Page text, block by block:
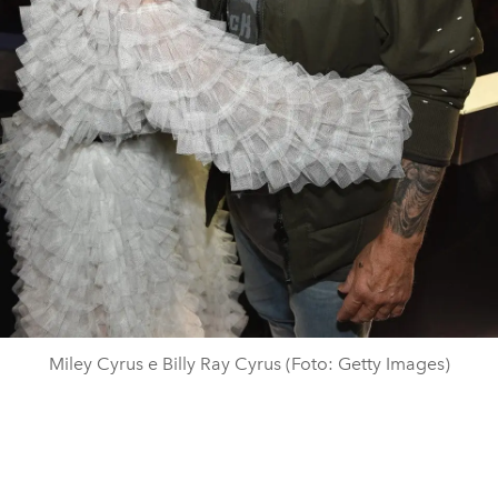
Miley Cyrus e Billy Ray Cyrus (Foto: Getty Images)